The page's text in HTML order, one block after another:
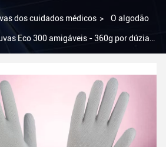
dos cuidados médicos > O algodão
Eco 300 amigáveis - 360g por dúzia